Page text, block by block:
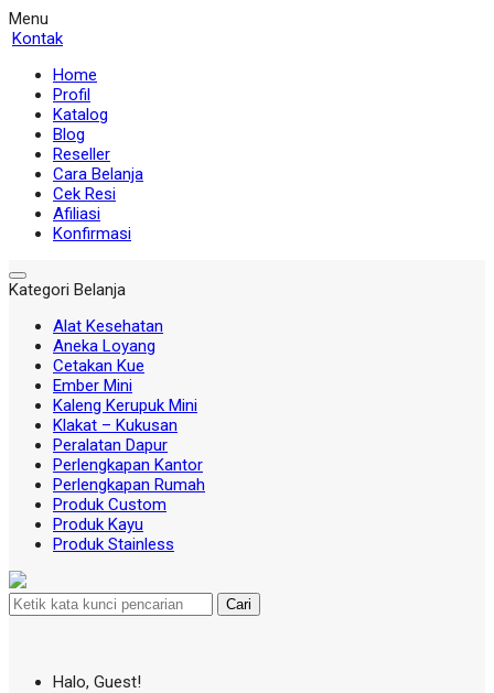
Menu
Kontak
Home
Profil
Katalog
Blog
Reseller
Cara Belanja
Cek Resi
Afiliasi
Konfirmasi
Kategori Belanja
Alat Kesehatan
Aneka Loyang
Cetakan Kue
Ember Mini
Kaleng Kerupuk Mini
Klakat – Kukusan
Peralatan Dapur
Perlengkapan Kantor
Perlengkapan Rumah
Produk Custom
Produk Kayu
Produk Stainless
Cari
Halo, Guest!